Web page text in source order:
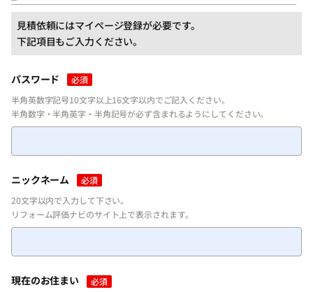
見積依頼にはマイページ登録が必要です。
下記項目もご入力ください。
パスワード
必須
半角英数字記号10文字以上16文字以内でご記入ください。
半角数字・半角英字・半角記号が必ず含まれるようにしてください。
ニックネーム
必須
20文字以内で入力して下さい。
リフォーム評価ナビのサイト上で表示されます。
現在のお住まい 必須